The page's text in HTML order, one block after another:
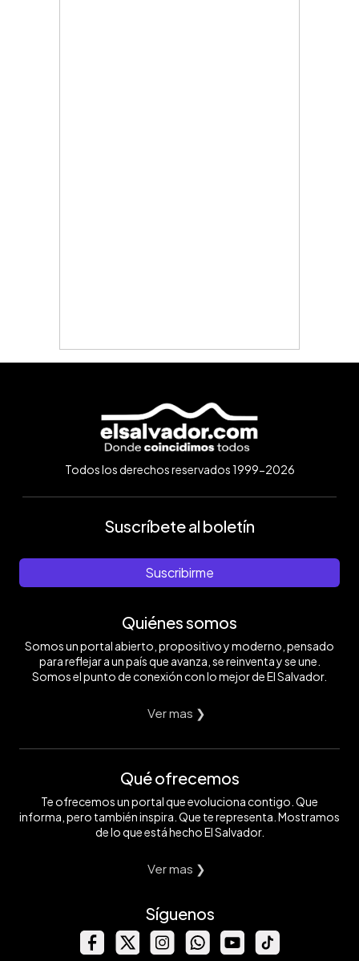
Todos los derechos reservados 1999-2026
Suscríbete al boletín
Suscribirme
Quiénes somos
Somos un portal abierto, propositivo y moderno, pensado
para reflejar a un país que avanza, se reinventa y se une.
Somos el punto de conexión con lo mejor de El Salvador.
Ver mas ❯
Qué ofrecemos
Te ofrecemos un portal que evoluciona contigo. Que
informa, pero también inspira. Que te representa. Mostramos
de lo que está hecho El Salvador.
Ver mas ❯
Síguenos